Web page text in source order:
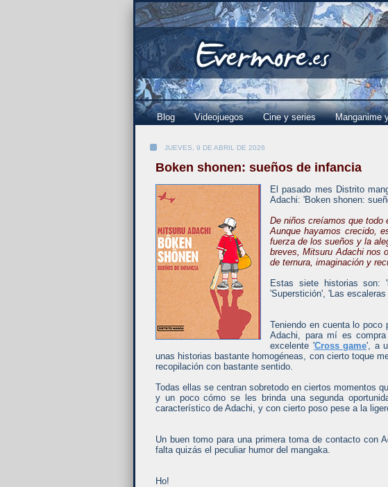
Blog Videojuegos Cine y series Manganime
JUEVES, 9 DE ABRIL DE 2026
Boken shonen: sueños de infancia
El pasado mes Distrito
Adachi: 'Boken shonen:
De niños creíamos que todo
Aunque hayamos crecido,
fuerza de los sueños y la
breves, Mitsuru Adachi nos
de ternura, imaginación y
Estas siete historias son:
'Superstición', 'Las
Teniendo en cuenta lo
Adachi, para mí es
excelente 'Cross game', a
unas historias bastante homogéneas, con cierto toque
recopilación con bastante sentido.
Todas ellas se centran sobretodo en ciertos momentos
y un poco cómo se les brinda una segunda
característico de Adachi, y con cierto poso pese a la
Un buen tomo para una primera toma de contacto con
falta quizás el peculiar humor del mangaka.
Ho!